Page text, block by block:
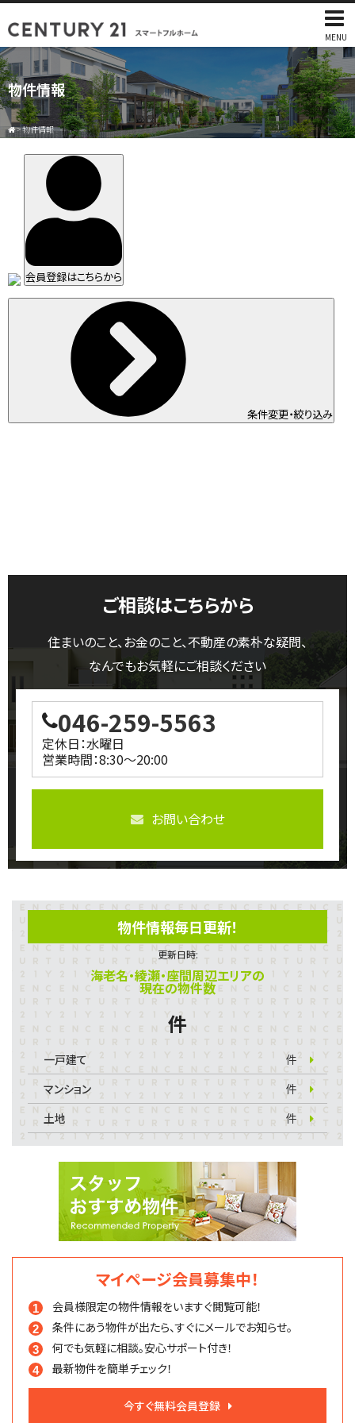
MENU
物件情報
>物件情報
会員登録はこちらから
条件変更・絞り込み
ご相談はこちらから
住まいのこと、お金のこと、不動産の素朴な疑問、
なんでもお気軽にご相談ください
046-259-5563
定休日：水曜日
営業時間：8:30～20:00
お問い合わせ
物件情報毎日更新！
更新日時:
海老名・綾瀬・座間周辺エリアの
現在の物件数
件
一戸建て
件
マンション
件
土地
件
マイページ会員募集中！
会員様限定の物件情報をいますぐ閲覧可能！
条件にあう物件が出たら、すぐにメールでお知らせ。
何でも気軽に相談。安心サポート付き！
最新物件を簡単チェック！
今すぐ無料会員登録